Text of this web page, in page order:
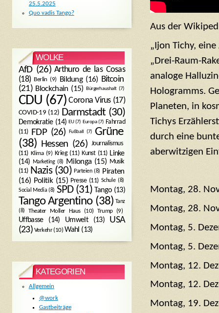
Aus der
„Ijon Tichy,
„Drei-Raum-
analoge
Hologramms.
Planeten, in
Tichys
durch eine
aberwitzigen
Montag, 28.
Montag, 28.
Montag, 5.
Montag, 5.
Montag, 12.
Montag, 12.
Montag, 19.
25.5.2025
Quo vadis Tango?
WOLKE
AfD(26) Arthuro de las Cosas
(18) Berlin (9) Bildung(16) Bitcoin
(21) Blockchain (15) Bürgerhaushalt (7)
CDU (67) Corona Virus(17)
COVID-19 (12) Darmstadt (30)
Demokratie(14) EU(7) Europa(7) Fahrrad
(11)
FDP(26) Fußball (7)
Grüne
(38) Hessen (26) Journalismus
(11) Klima(9) Krieg(11) Kunst(11) Linke
(14) Marketing(8) Milonga(15) Musik
(11) Nazis(30) Parteien(8) Piraten
(16) Politik(15) Presse(11) Schule(8)
Social Media (8) SPD(31) Tango(13)
Tango Argentino(38) Tanz
(8)
Theater Moller Haus(10) Trump(9)
Uffbasse(14) Umwelt(13)
USA
(23) Verkehr(10) Wahl (13)
KATEGORIEN
Allgemein
@work
Gastbeiträge